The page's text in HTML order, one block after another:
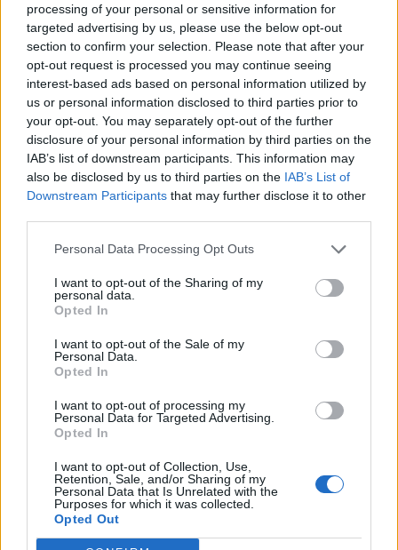
processing of your personal or sensitive information for
targeted advertising by us, please use the below opt-out
section to confirm your selection. Please note that after your
opt-out request is processed you may continue seeing
interest-based ads based on personal information utilized by
us or personal information disclosed to third parties prior to
your opt-out. You may separately opt-out of the further
disclosure of your personal information by third parties on the
IAB’s list of downstream participants. This information may
also be disclosed by us to third parties on the IAB’s List of
Downstream Participants that may further disclose it to other
Personal Data Processing Opt Outs
I want to opt-out of the Sharing of my
personal data.
Opted In
I want to opt-out of the Sale of my
Personal Data.
Opted In
I want to opt-out of processing my
Personal Data for Targeted Advertising.
Opted In
I want to opt-out of Collection, Use,
Retention, Sale, and/or Sharing of my
Personal Data that Is Unrelated with the
Purposes for which it was collected.
Opted Out
NORDJYLLAND: Når solen går mod horisonten
onsdag 12. august, bliver det ikke en helt
almindelig sommeraften.
Nordjyder får nemlig mulighed for at opleve den
kraftigste delvise solformørkelse, der kan ses fra
Danmark frem til 2048.
Over hele landet vil Månen bevæge sig ind foran
befinder sig, vil op mod 86 procent af Solens skive
være dækket.
Formørkelsen topper omkring klokken 20.00, kort
før solnedgang, hvilket giver gode muligheder for
at opleve fænomenet fra steder med frit udsyn
For mange nordjyder kan kysterne, fjordene og de
åbne landskaber danne en flot ramme om den
Vis mere